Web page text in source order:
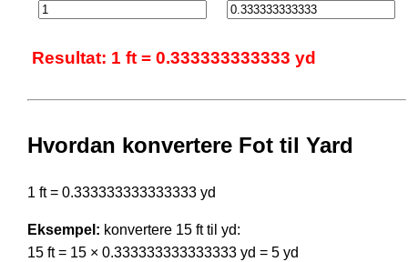
Resultat: 1 ft = 0.333333333333 yd
Hvordan konvertere Fot til Yard
1 ft = 0.333333333333333 yd
Eksempel: konvertere 15 ft til yd:
15 ft = 15 × 0.333333333333333 yd = 5 yd